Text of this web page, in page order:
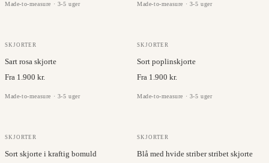
Made-to-measure · 3-5 uger Made-to-measure · 3-5 uger
JC COLLECTION
SKJORTER
Sart rosa skjorte
Fra 1.900 kr.
Made-to-measure · 3-5 uger
JC COLLECTION
SKJORTER
Sort poplinskjorte
Fra 1.900 kr.
Made-to-measure · 3-5 uger
JC COLLECTION
SKJORTER
Sort skjorte i kraftig bomuld
ALBINI
SKJORTER
Blå med hvide striber stribet skjorte